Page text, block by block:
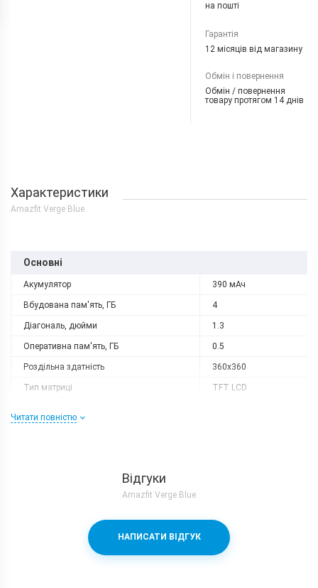
на пошті
Гарантія
12 місяців від магазину
Обмін і повернення
Обмін / повернення
товару протягом 14 днів
Характеристики
Amazfit Verge Blue
Основні
Акумулятор 390 мАч
Вбудована пам'ять, ГБ 4
Діагональ, дюйми 1.3
Оперативна пам'ять, ГБ 0.5
Роздільна здатність 360x360
Тип матриці TFT LCD
Матеріал рамки і кришки пластик
43x43x12.6
Читати повністю
Відгуки
Amazfit Verge Blue
НАПИСАТИ ВІДГУК